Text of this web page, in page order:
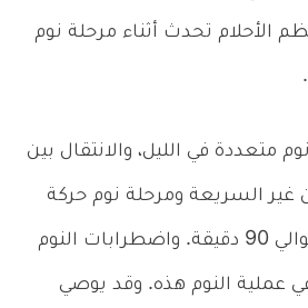
الأحلام تحدث أثناء مرحلة نوم
متعددة في الليل، والانتقال بين
غير السريعة ومرحلة نوم حركة
العين السريعة في حوالي 90 دقيقة. واضطرابات النوم
عملية النوم هذه. وقد يوصي